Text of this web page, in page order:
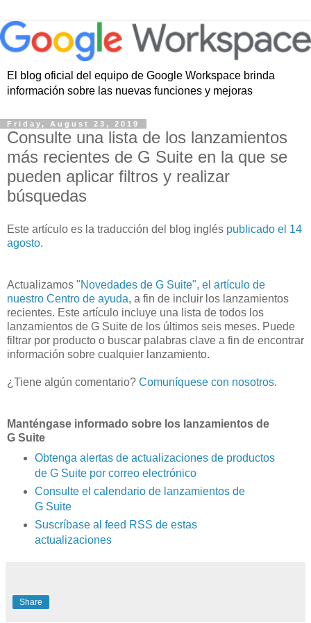
El blog oficial del equipo de Google Workspace brinda
información sobre las nuevas funciones y mejoras
Friday, August 23, 2019
Consulte una lista de los lanzamientos
más recientes de G Suite en la que se
pueden aplicar filtros y realizar
búsquedas
Este artículo es la traducción del blog inglés publicado el 14
agosto.
Actualizamos "Novedades de G Suite", el artículo de
nuestro Centro de ayuda, a fin de incluir los lanzamientos
recientes. Este artículo incluye una lista de todos los
lanzamientos de G Suite de los últimos seis meses. Puede
filtrar por producto o buscar palabras clave a fin de encontrar
información sobre cualquier lanzamiento.
¿Tiene algún comentario? Comuníquese con nosotros.
Manténgase informado sobre los lanzamientos de
G Suite
Obtenga alertas de actualizaciones de productos
de G Suite por correo electrónico
Consulte el calendario de lanzamientos de
G Suite
Suscríbase al feed RSS de estas
actualizaciones
Share